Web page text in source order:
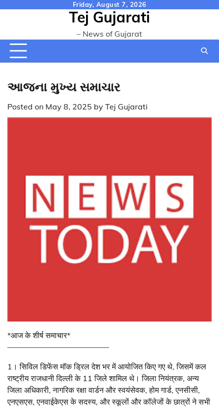
Friday, August 7, 2026
Tej Gujarati
– News of Gujarat
આજના મુખ્ય સમાચાર
Posted on May 8, 2025 by Tej Gujarati
*आज के शीर्ष समाचार*
—————————————
1। सिविल डिफेंस मॉक ड्रिल देश भर में आयोजित किए गए थे, जिसमें कल
राष्ट्रीय राजधानी दिल्ली के 11 जिले शामिल थे। जिला नियंत्रक, अन्य
जिला अधिकारी, नागरिक रक्षा वार्डन और स्वयंसेवक, होम गार्ड, एनसीसी,
एनएसएस, एनवाईकेएस के सदस्य, और स्कूलों और कॉलेजों के छात्रों ने सभी